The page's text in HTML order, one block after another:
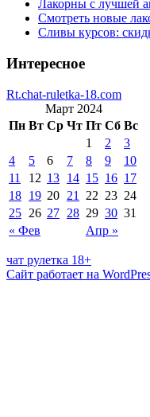
Лакорны с лучшей
Смотреть новые
Сливы курсов:
Интересное
Rt.chat-ruletka-18.com
Март 2024
Пн Вт Ср Чт Пт Сб Вс
« Фев Апр »
1 2
3
4
5 6 7 8 9
10
11
12 13 14 15 16 17
18 19 20 21 22 23 24
25 26 27 28 29 30 31
чат рулетка 18+
Сайт работает на